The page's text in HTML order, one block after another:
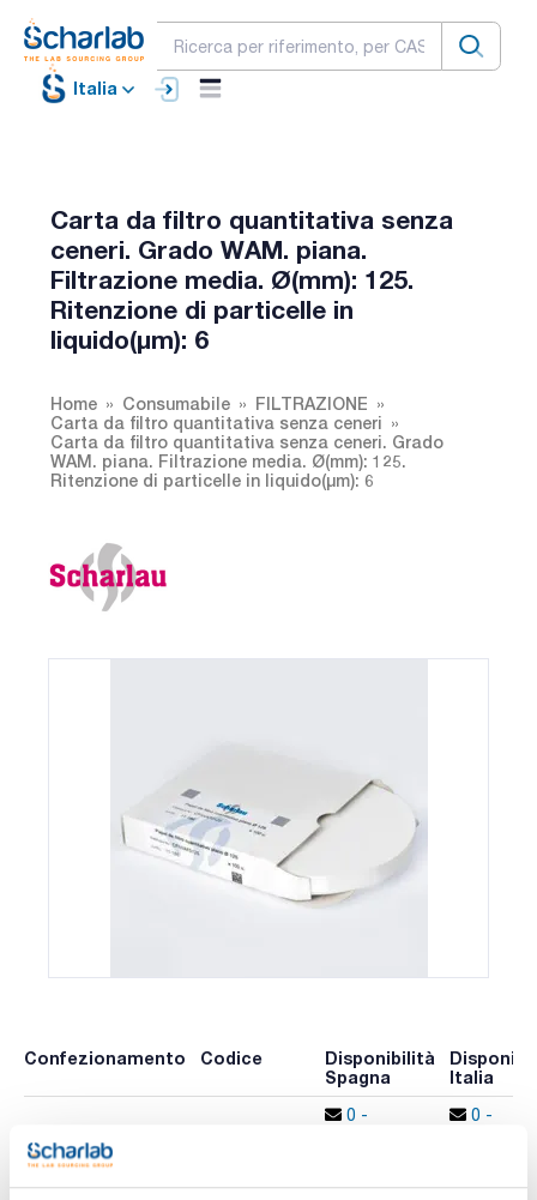
Italia
Carta da filtro quantitativa senza
ceneri. Grado WAM. piana.
Filtrazione media. Ø(mm): 125.
Ritenzione di particelle in
liquido(µm): 6
Home Consumabile
FILTRAZIONE
Carta da filtro quantitativa senza ceneri
Carta da filtro quantitativa senza ceneri. Grado
WAM. piana. Filtrazione media. Ø(mm): 125.
Ritenzione di particelle in liquido(µm): 6
Confezionamento Codice
Disponibilità
Spagna
Italia
0 -
0 -